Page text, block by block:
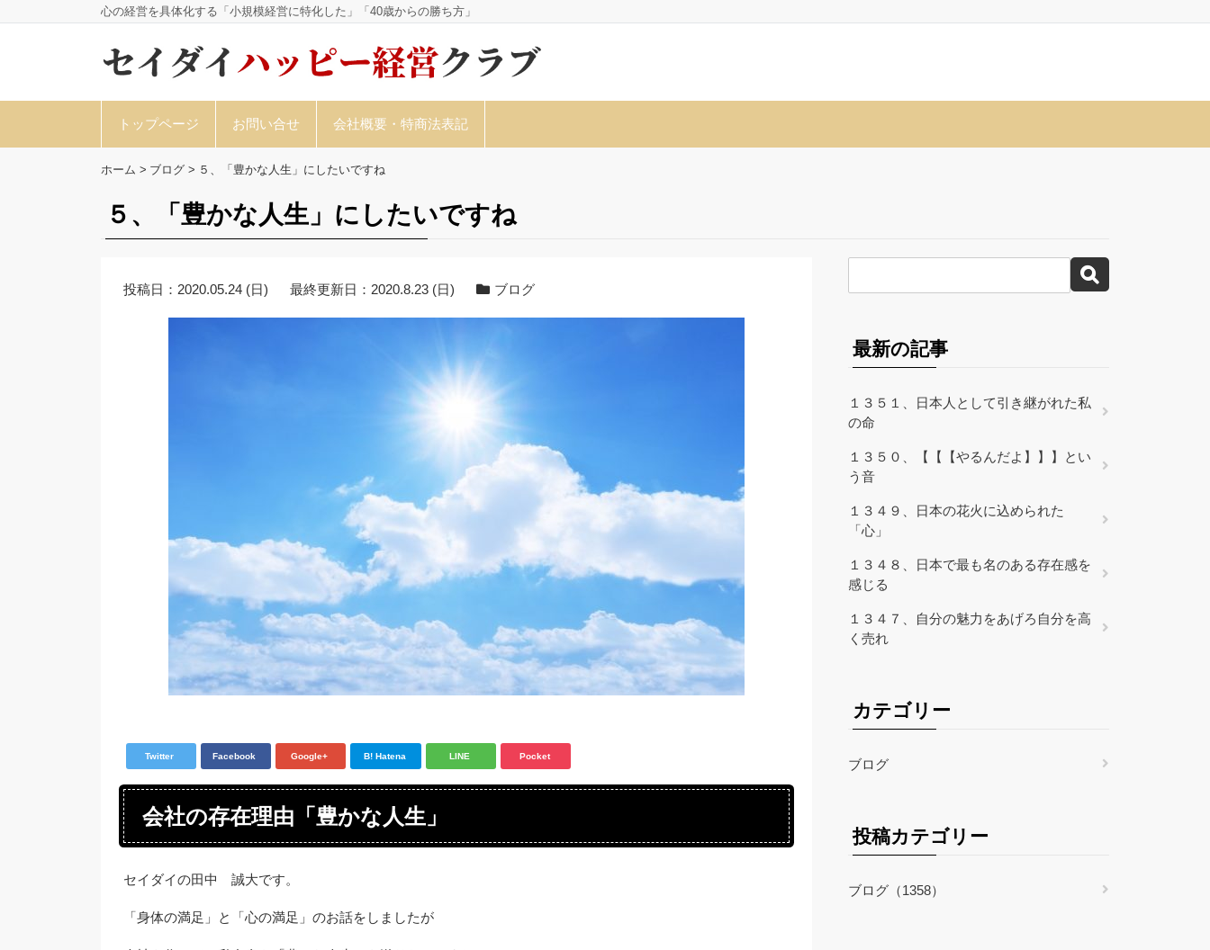
心の経営を具体化する「小規模経営に特化した」「40歳からの勝ち方」
トップページ お問い合せ 会社概要・特商法表記
ホーム > ブログ > ５、「豊かな人生」にしたいですね
５、「豊かな人生」にしたいですね
投稿日： 2020.05.24 (日) 最終更新日： 2020.8.23 (日) ブログ
Twitter Facebook Google+ B! Hatena LINE Pocket
会社の存在理由「豊かな人生」
セイダイの田中 誠大です。
「身体の満足」と「心の満足」のお話をしましたが
最新の記事
１３５１、日本人として引き継がれた私
の命
１３５０、【【【やるんだよ】】】とい
う音
１３４９、日本の花火に込められた
「心」
１３４８、日本で最も名のある存在感を
感じる
１３４７、自分の魅力をあげろ自分を高
く売れ
カテゴリー
ブログ
投稿カテゴリー
ブログ（1358）